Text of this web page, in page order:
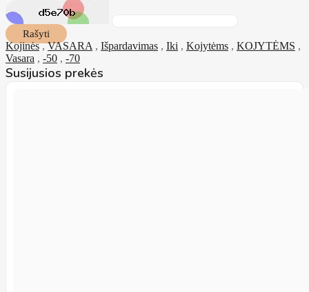
Rašyti
Kojinės,VASARA , Išpardavimas , Iki , Kojytėms , KOJYTĖMS ,
Vasara , -50 , -70
Susijusios prekės